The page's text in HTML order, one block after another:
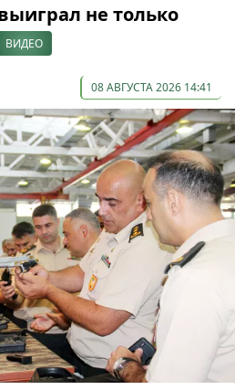
не только
ВИДЕО
08 АВГУСТА 2026 14:41